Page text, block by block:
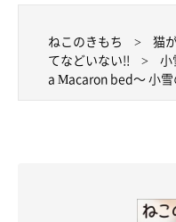
ねこのきもち 猫
てなどいない!!
a Macaron bed～ 小